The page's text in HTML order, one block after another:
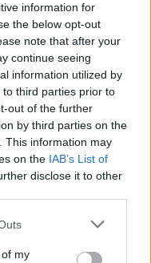
information for
the below opt-out
note that after your
continue seeing
information utilized by
third parties prior to
out of the further
by third parties on the
This information may
on the IAB’s List of
disclose it to other
my
non